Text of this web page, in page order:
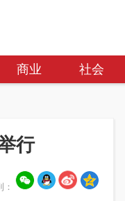
商业 社会
行